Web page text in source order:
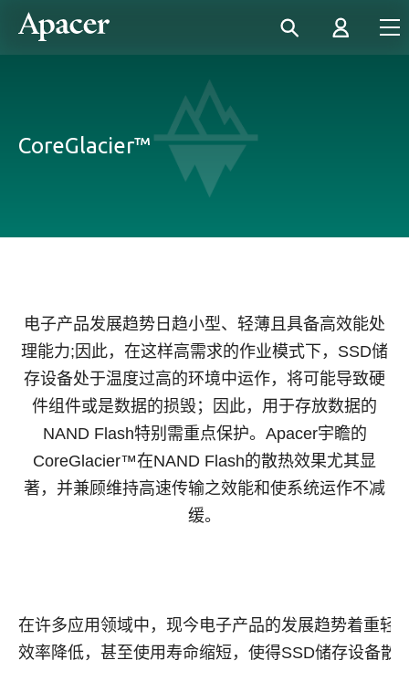
CoreGlacier™
电子产品发展趋势日趋小型、轻薄且具备高效能处
理能力;因此，在这样高需求的作业模式下，SSD储
存设备处于温度过高的环境中运作，将可能导致硬
件组件或是数据的损毁；因此，用于存放数据的
NAND Flash特别需重点保护。Apacer宇瞻的
CoreGlacier™在NAND Flash的散热效果尤其显
著，并兼顾维持高速传输之效能和使系统运作不减
缓。
在许多应用领域中，现今电子产品的发展趋势着重轻
效率降低，甚至使用寿命缩短，使得SSD储存设备散